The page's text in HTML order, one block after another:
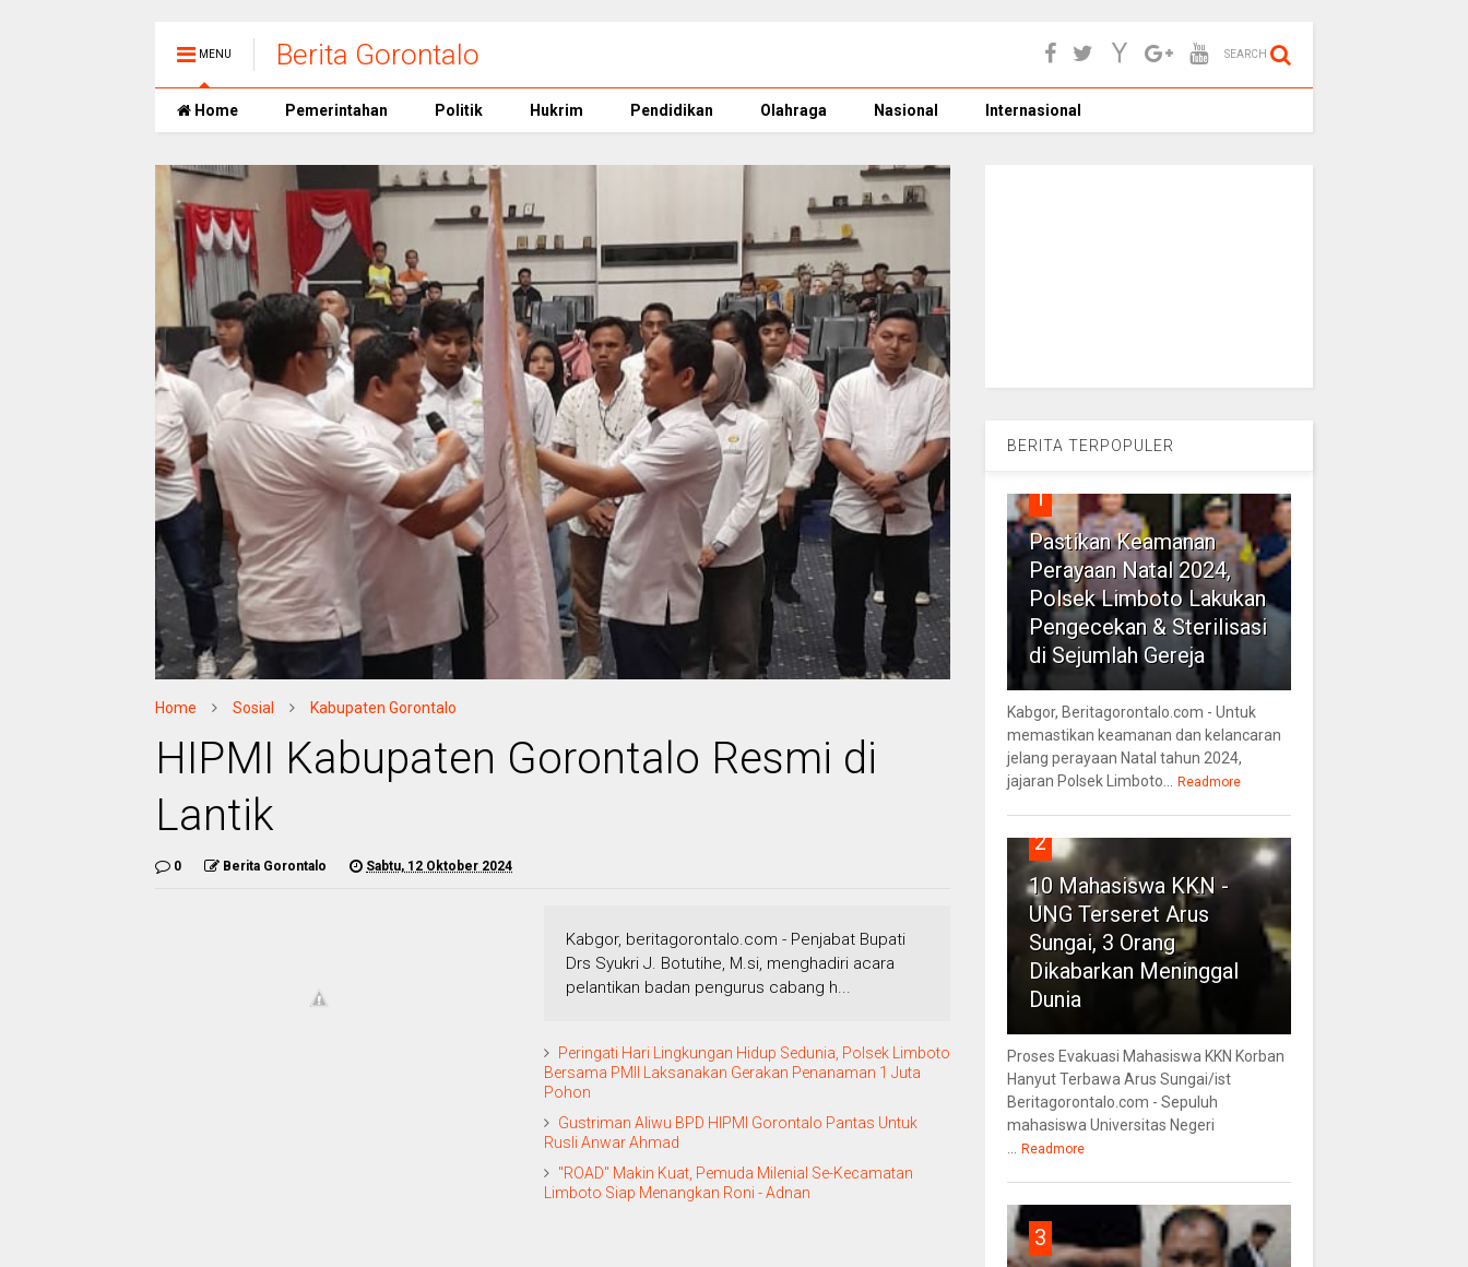
MENU Berita Gorontalo SEARCH
Home Pemerintahan Politik Hukrim Pendidikan Olahraga Nasional Internasional
Home Sosial Kabupaten Gorontalo
HIPMI Kabupaten Gorontalo Resmi di
Lantik
0 Berita Gorontalo Sabtu, 12 Oktober 2024
Kabgor, beritagorontalo.com - Penjabat Bupati
Drs Syukri J. Botutihe, M.si, menghadiri acara
pelantikan badan pengurus cabang h...
Peringati Hari Lingkungan Hidup Sedunia, Polsek Limboto
Bersama PMII Laksanakan Gerakan Penanaman 1 Juta
Pohon
Gustriman Aliwu BPD HIPMI Gorontalo Pantas Untuk
Rusli Anwar Ahmad
"ROAD" Makin Kuat, Pemuda Milenial Se-Kecamatan
Limboto Siap Menangkan Roni - Adnan
BERITA TERPOPULER
1
Pastikan Keamanan
Perayaan Natal 2024,
Polsek Limboto Lakukan
Pengecekan & Sterilisasi
di Sejumlah Gereja
Kabgor, Beritagorontalo.com - Untuk
memastikan keamanan dan kelancaran
jelang perayaan Natal tahun 2024,
jajaran Polsek Limboto...
Readmore
2
10 Mahasiswa KKN -
UNG Terseret Arus
Sungai, 3 Orang
Dikabarkan Meninggal
Dunia
Proses Evakuasi Mahasiswa KKN Korban
Hanyut Terbawa Arus Sungai/ist
Beritagorontalo.com - Sepuluh
mahasiswa Universitas Negeri
Readmore
3